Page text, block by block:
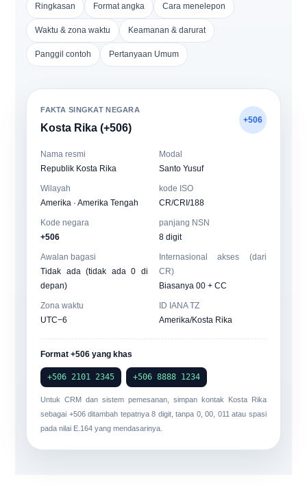
Ringkasan Format angka Cara menelepon
Waktu & zona waktu Keamanan & darurat
Panggil contoh Pertanyaan Umum
FAKTA SINGKAT NEGARA
Kosta Rika (+506)
+506
Nama resmi
Republik Kosta Rika
Modal
Santo Yusuf
Wilayah
Amerika · Amerika Tengah
kode ISO
CR/CRI/188
Kode negara
+506
panjang NSN
8 digit
Awalan bagasi
Tidak ada (tidak ada 0 di
depan)
Internasional akses (dari
CR)
Biasanya 00 + CC
Zona waktu
UTC−6
ID IANA TZ
Amerika/Kosta Rika
Format +506 yang khas
+506 2101 2345 +506 8888 1234
Untuk CRM dan sistem pemesanan, simpan kontak Kosta Rika
sebagai +506ditambah tepatnya8 digit, tanpa 0, 00, 011 atau spasi
pada nilai E.164 yang mendasarinya.